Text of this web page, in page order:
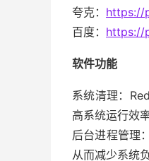
夸克： https://
百度： https://
软件功能
系统清理：
高系统运行效率
后台进程管理
从而减少系统负